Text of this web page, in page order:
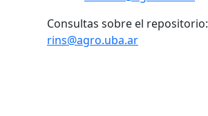
Consultas sobre el repositorio:
rins@agro.uba.ar